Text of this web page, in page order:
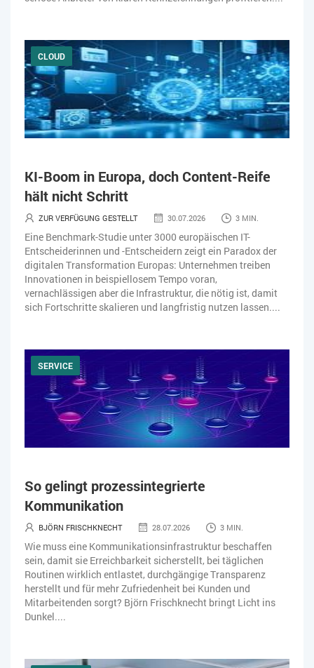
CLOUD
KI-Boom in Europa, doch Content-Reife
hält nicht Schritt
ZUR VERFÜGUNG GESTELLT 30.07.2026 3 MIN.
Eine Benchmark-Studie unter 3000 europäischen IT-
Entscheiderinnen und -Entscheidern zeigt ein Paradox der
digitalen Transformation Europas: Unternehmen treiben
Innovationen in beispiellosem Tempo voran,
vernachlässigen aber die Infrastruktur, die nötig ist, damit
sich Fortschritte skalieren und langfristig nutzen lassen....
SERVICE
So gelingt prozessintegrierte
Kommunikation
BJÖRN FRISCHKNECHT 28.07.2026 3 MIN.
Wie muss eine Kommunikationsinfrastruktur beschaffen
sein, damit sie Erreichbarkeit sicherstellt, bei täglichen
Routinen wirklich entlastet, durchgängige Transparenz
herstellt und für mehr Zufriedenheit bei Kunden und
Mitarbeitenden sorgt? Björn Frischknecht bringt Licht ins
Dunkel....